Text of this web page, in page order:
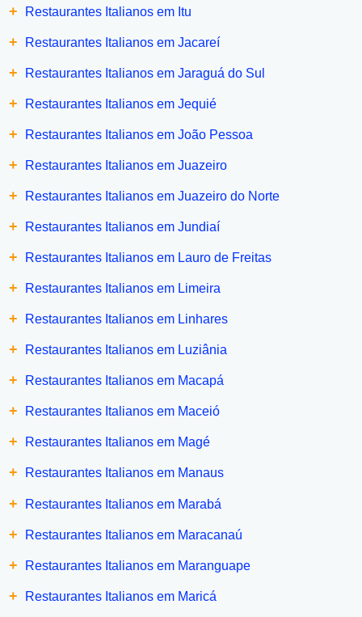
+ Restaurantes Italianos em Itu
+ Restaurantes Italianos em Jacareí
+ Restaurantes Italianos em Jaraguá do Sul
+ Restaurantes Italianos em Jequié
+ Restaurantes Italianos em João Pessoa
+ Restaurantes Italianos em Juazeiro
+ Restaurantes Italianos em Juazeiro do Norte
+ Restaurantes Italianos em Jundiaí
+ Restaurantes Italianos em Lauro de Freitas
+ Restaurantes Italianos em Limeira
+ Restaurantes Italianos em Linhares
+ Restaurantes Italianos em Luziânia
+ Restaurantes Italianos em Macapá
+ Restaurantes Italianos em Maceió
+ Restaurantes Italianos em Magé
+ Restaurantes Italianos em Manaus
+ Restaurantes Italianos em Marabá
+ Restaurantes Italianos em Maracanaú
+ Restaurantes Italianos em Maranguape
+ Restaurantes Italianos em Maricá